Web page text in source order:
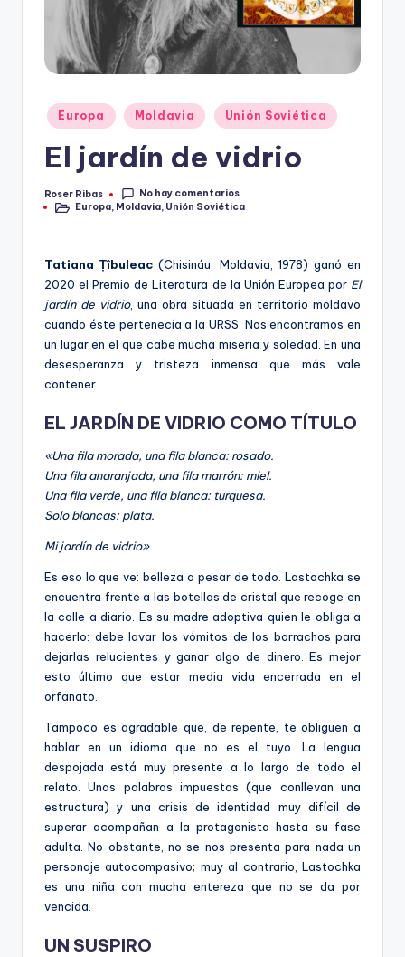
Publicado
en
Europa Moldavia Unión Soviética
El jardín de vidrio
Publicado
por
Roser Ribas
No hay comentarios
Publicado
Europa, Moldavia, Unión Soviética
TatianaȚîbuleac(Chisináu, Moldavia, 1978) ganó en
2020 el Premio de Literatura de la Unión Europea porEl
jardín de vidrio, una obra situada en territorio moldavo
cuando éste pertenecía a la URSS. Nos encontramos en
un lugar en el que cabe mucha miseria y soledad. En una
desesperanza y tristeza inmensa que más vale
contener.
EL JARDÍN DE VIDRIO COMO TÍTULO
«Una fila morada, una fila blanca: rosado.
Una fila anaranjada, una fila marrón: miel.
Una fila verde, una fila blanca: turquesa.
Solo blancas: plata.
Mi jardín de vidrio».
Es eso lo que ve: belleza a pesar de todo. Lastochka se
encuentra frente a las botellas de cristal que recoge en
la calle a diario. Es su madre adoptiva quien le obliga a
hacerlo: debe lavar los vómitos de los borrachos para
dejarlas relucientes y ganar algo de dinero. Es mejor
esto último que estar media vida encerrada en el
orfanato.
Tampoco es agradable que, de repente, te obliguen a
hablar en un idioma que no es el tuyo. La lengua
despojada está muy presente a lo largo de todo el
relato. Unas palabras impuestas (que conllevan una
estructura) y una crisis de identidad muy difícil de
superar acompañan a la protagonista hasta su fase
adulta. No obstante, no se nos presenta para nada un
personaje autocompasivo; muy al contrario, Lastochka
es una niña con mucha entereza que no se da por
vencida.
UN SUSPIRO